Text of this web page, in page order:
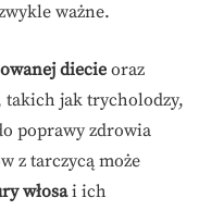
ważne.
diecie oraz
takich jak trycholodzy,
poprawy zdrowia
z tarczycą może
włosai ich